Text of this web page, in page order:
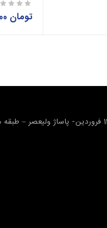
تومان
دامغان-میدان امام- خیابان 12 فروردین- پاساژ ولیعصر –